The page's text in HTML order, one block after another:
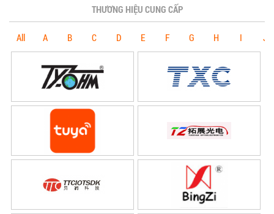
THƯƠNG HIỆU CUNG CẤP
All A B C D E F G H I J